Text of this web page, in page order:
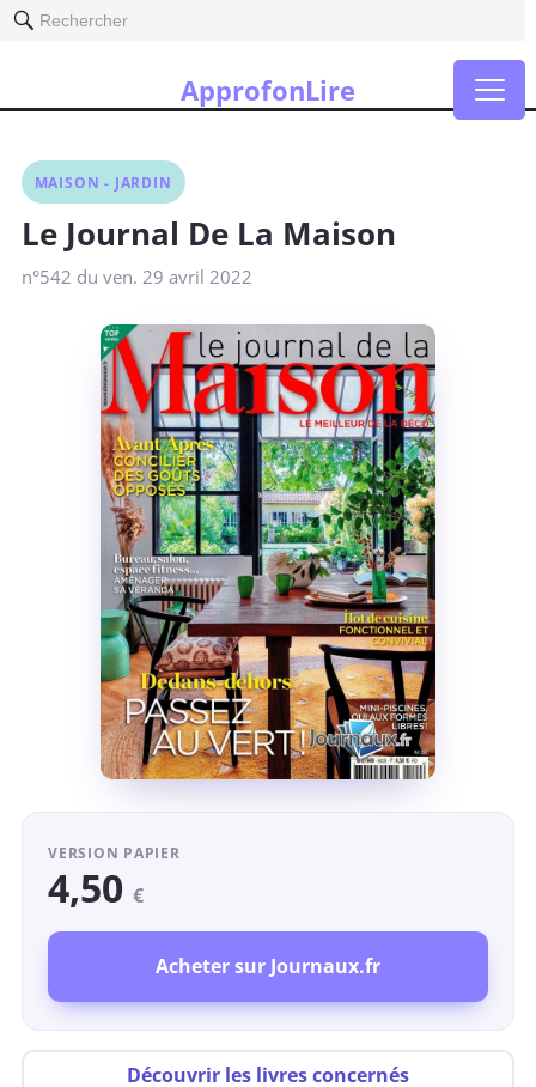
Rechercher
ApprofonLire
MAISON - JARDIN
Le Journal De La Maison
n°542 du ven. 29 avril 2022
VERSION PAPIER
4,50€
Acheter sur Journaux.fr
Découvrir les livres concernés